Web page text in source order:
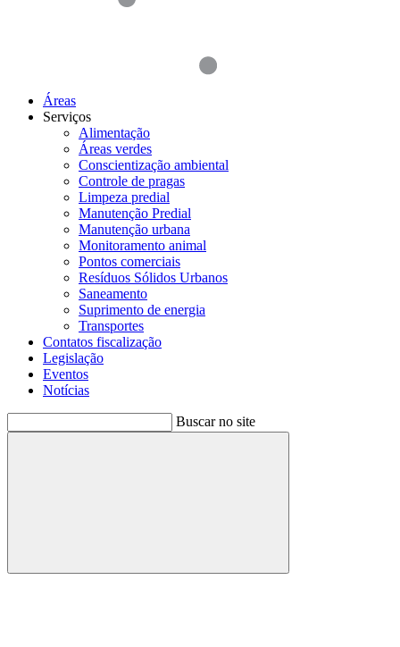
Áreas
Serviços
Alimentação
Áreas verdes
Conscientização ambiental
Controle de pragas
Limpeza predial
Manutenção Predial
Manutenção urbana
Monitoramento animal
Pontos comerciais
Resíduos Sólidos Urbanos
Saneamento
Suprimento de energia
Transportes
Contatos fiscalização
Legislação
Eventos
Notícias
Buscar no site
Buscar